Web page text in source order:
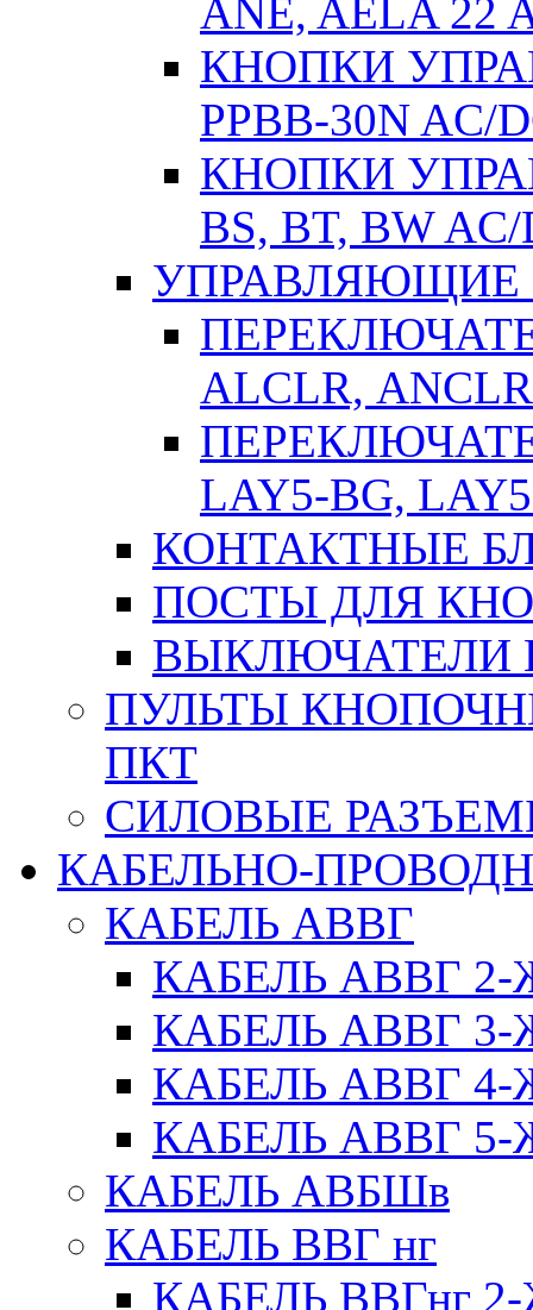
ANE, AELA 22
КНОПКИ
РPВВ-30N AC/
КНОПКИ
BS, BT, BW AC/
УПРАВЛЯЮЩИЕ
АLСLR, АNСLR
LAY5-BG,
КОНТАКТНЫЕ
ПОСТЫ ДЛЯ
ВЫКЛЮЧАТЕЛИ
ПУЛЬТЫ
ПКТ
СИЛОВЫЕ
КАБЕЛЬНО-
КАБЕЛЬ АВВГ
КАБЕЛЬ АВВГ
КАБЕЛЬ АВВГ
КАБЕЛЬ АВВГ
КАБЕЛЬ АВВГ
КАБЕЛЬ АВБШв
КАБЕЛЬ ВВГ нг
КАБЕЛЬ ВВГнг